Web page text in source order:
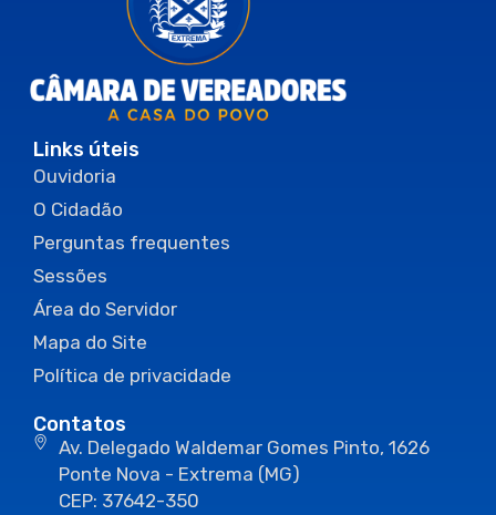
Links úteis
Ouvidoria
O Cidadão
Perguntas frequentes
Sessões
Área do Servidor
Mapa do Site
Política de privacidade
Contatos
Av. Delegado Waldemar Gomes Pinto, 1626
Ponte Nova - Extrema (MG)
CEP: 37642-350